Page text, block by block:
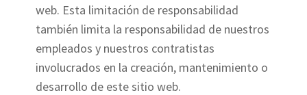
web. Esta limitación de responsabilidad
también limita la responsabilidad de nuestros
empleados y nuestros contratistas
involucrados en la creación, mantenimiento o
desarrollo de este sitio web.